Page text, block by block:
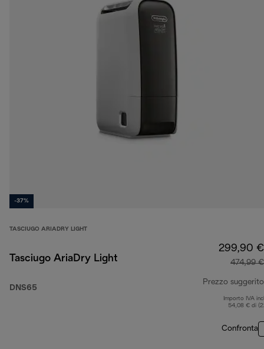
-37%
TASCIUGO ARIADRY LIGHT
Tasciugo AriaDry Light
DNS65
299,90 €
474,99 €
Prezzo suggerito
Importo IVA
54,08 € di
Confronta